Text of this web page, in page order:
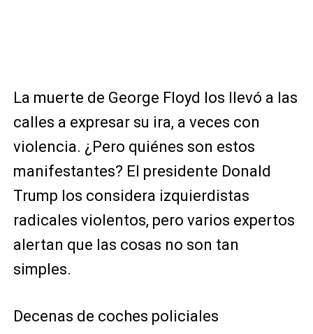
La muerte de George Floyd los llevó a las
calles a expresar su ira, a veces con
violencia. ¿Pero quiénes son estos
manifestantes? El presidente Donald
Trump los considera izquierdistas
radicales violentos, pero varios expertos
alertan que las cosas no son tan
simples.
Decenas de coches policiales